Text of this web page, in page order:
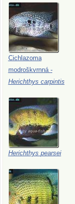
Cichlazoma
modroškvrnná -
Herichthys carpintis
Herichthys pearsei